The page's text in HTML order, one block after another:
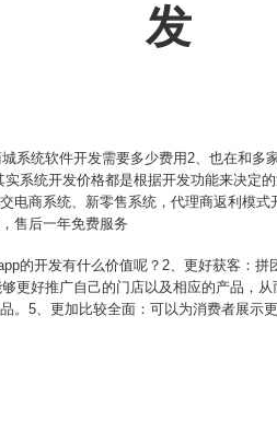
发
系统软件开发需要多少费用2、也在和多
系统开发价格都是根据开发功能来决定
电商系统、新零售系统，代理商返利模
售后一年免费服务
的开发有什么价值呢？2、更好获客：
更好推广自己的门店以及相应的产品，
。5、更加比较全面：可以为消费者展示